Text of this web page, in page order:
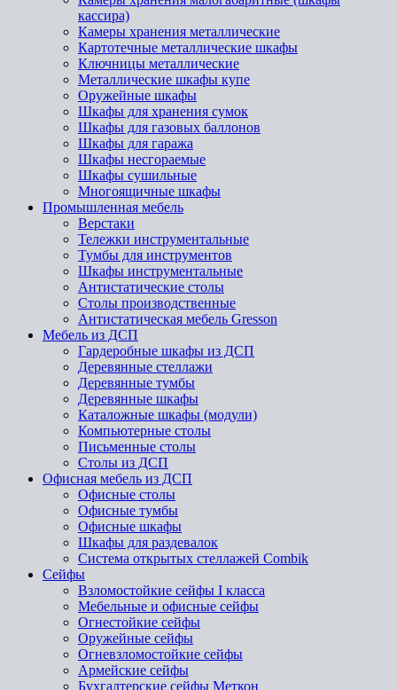
кассира)
Камеры хранения металлические
Картотечные металлические шкафы
Ключницы металлические
Металлические шкафы купе
Оружейные шкафы
Шкафы для хранения сумок
Шкафы для газовых баллонов
Шкафы для гаража
Шкафы несгораемые
Шкафы сушильные
Многоящичные шкафы
Промышленная мебель
Верстаки
Тележки инструментальные
Тумбы для инструментов
Шкафы инструментальные
Антистатические столы
Столы производственные
Антистатическая мебель Gresson
Мебель из ДСП
Гардеробные шкафы из ДСП
Деревянные стеллажи
Деревянные тумбы
Деревянные шкафы
Каталожные шкафы (модули)
Компьютерные столы
Письменные столы
Столы из ДСП
Офисная мебель из ДСП
Офисные столы
Офисные тумбы
Офисные шкафы
Шкафы для раздевалок
Система открытых стеллажей Combik
Сейфы
Взломостойкие сейфы I класса
Мебельные и офисные сейфы
Огнестойкие сейфы
Оружейные сейфы
Огневзломостойкие сейфы
Армейские сейфы
Бухгалтерские сейфы Меткон